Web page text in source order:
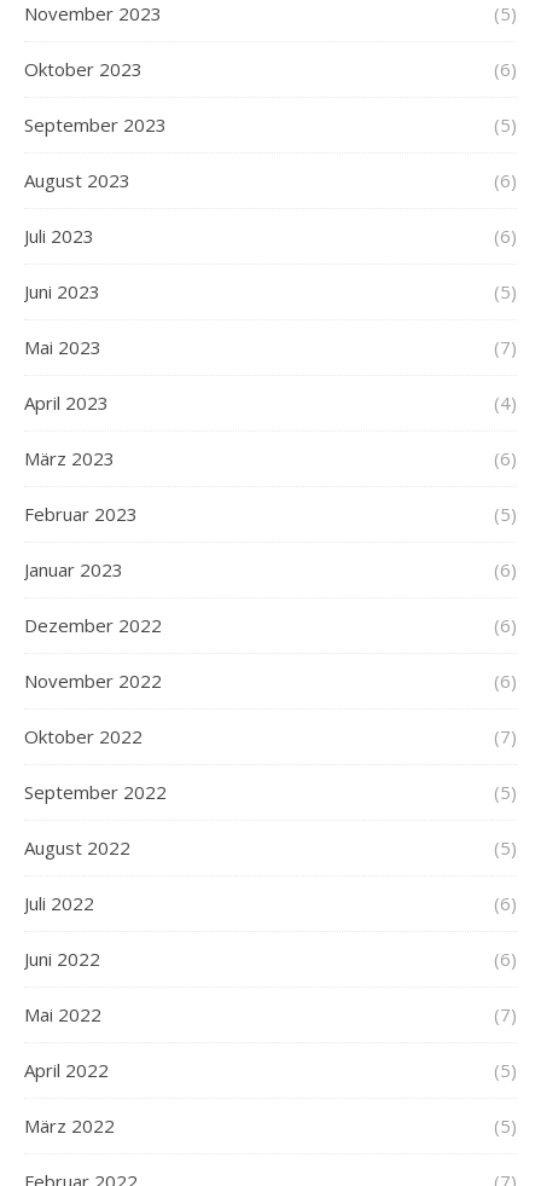
November 2023 (5)
Oktober 2023 (6)
September 2023 (5)
August 2023 (6)
Juli 2023 (6)
Juni 2023 (5)
Mai 2023 (7)
April 2023 (4)
März 2023 (6)
Februar 2023 (5)
Januar 2023 (6)
Dezember 2022 (6)
November 2022 (6)
Oktober 2022 (7)
September 2022 (5)
August 2022 (5)
Juli 2022 (6)
Juni 2022 (6)
Mai 2022 (7)
April 2022 (5)
März 2022 (5)
Februar 2022 (7)